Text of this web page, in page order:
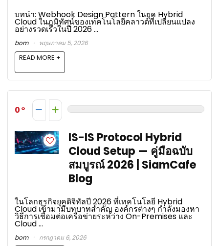
บทนำ: Webhook Design Pattern ในยุค Hybrid
Cloud ในภูมิทัศน์ของเทคโนโลยีคลาวด์ที่เปลี่ยนแปลง
อย่างรวดเร็วในปี 2026 ...
bom พฤษภาคม 5, 2026
READ MORE +
0
IS-IS Protocol Hybrid
Cloud Setup — คู่มือฉบับ
สมบูรณ์ 2026 | SiamCafe
Blog
ในโลกธุรกิจยุคดิจิทัลปี 2026 ที่เทคโนโลยี Hybrid
Cloud เข้ามามีบทบาทสำคัญ องค์กรต่างๆ กำลังมองหา
วิธีการเชื่อมต่อเครือข่ายระหว่าง On-Premises และ
Cloud ...
bom กรกฎาคม 6, 2026